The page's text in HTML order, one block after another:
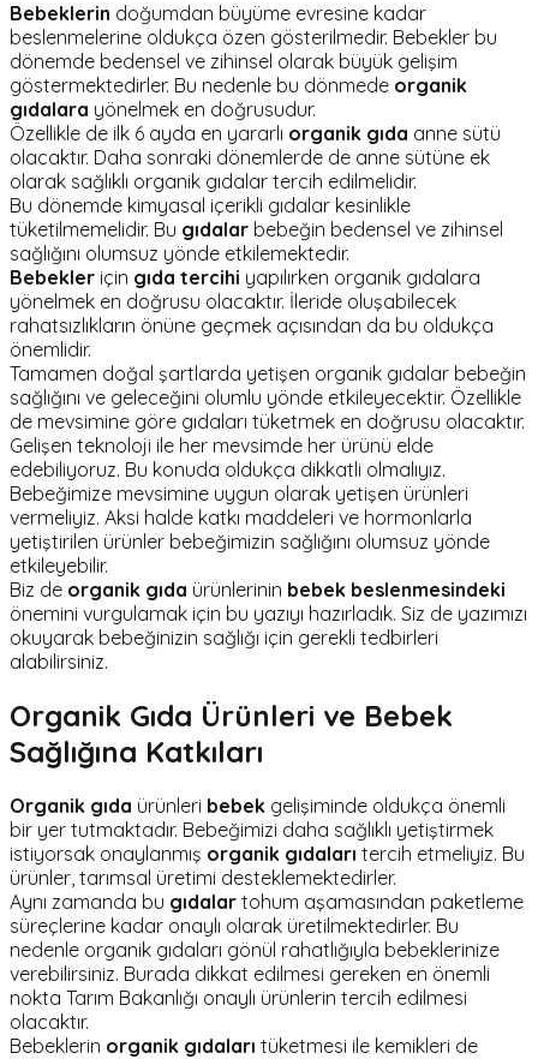
Bebeklerin doğumdan büyüme evresine kadar
beslenmelerine oldukça özen gösterilmedir. Bebekler bu
dönemde bedensel ve zihinsel olarak büyük gelişim
göstermektedirler. Bu nedenle bu dönmede organik
gıdalara yönelmek en doğrusudur.
Özellikle de ilk 6 ayda en yararlı organik gıda anne sütü
olacaktır. Daha sonraki dönemlerde de anne sütüne ek
olarak sağlıklı organik gıdalar tercih edilmelidir.
Bu dönemde kimyasal içerikli gıdalar kesinlikle
tüketilmemelidir. Bu gıdalar bebeğin bedensel ve zihinsel
sağlığını olumsuz yönde etkilemektedir.
Bebekler için gıda tercihi yapılırken organik gıdalara
yönelmek en doğrusu olacaktır. İleride oluşabilecek
rahatsızlıkların önüne geçmek açısından da bu oldukça
önemlidir.
Tamamen doğal şartlarda yetişen organik gıdalar bebeğin
sağlığını ve geleceğini olumlu yönde etkileyecektir. Özellikle
de mevsimine göre gıdaları tüketmek en doğrusu olacaktır.
Gelişen teknoloji ile her mevsimde her ürünü elde
edebiliyoruz. Bu konuda oldukça dikkatli olmalıyız.
Bebeğimize mevsimine uygun olarak yetişen ürünleri
vermeliyiz. Aksi halde katkı maddeleri ve hormonlarla
yetiştirilen ürünler bebeğimizin sağlığını olumsuz yönde
etkileyebilir.
Biz de organik gıda ürünlerinin bebek beslenmesindeki
önemini vurgulamak için bu yazıyı hazırladık. Siz de yazımızı
okuyarak bebeğinizin sağlığı için gerekli tedbirleri
alabilirsiniz.
Organik Gıda Ürünleri ve Bebek
Sağlığına Katkıları
Organik gıda ürünleri bebek gelişiminde oldukça önemli
bir yer tutmaktadır. Bebeğimizi daha sağlıklı yetiştirmek
istiyorsak onaylanmış organik gıdaları tercih etmeliyiz. Bu
ürünler, tarımsal üretimi desteklemektedirler.
Aynı zamanda bu gıdalar tohum aşamasından paketleme
süreçlerine kadar onaylı olarak üretilmektedirler. Bu
nedenle organik gıdaları gönül rahatlığıyla bebeklerinize
verebilirsiniz. Burada dikkat edilmesi gereken en önemli
nokta Tarım Bakanlığı onaylı ürünlerin tercih edilmesi
olacaktır.
Bebeklerin organik gıdaları tüketmesi ile kemikleri de